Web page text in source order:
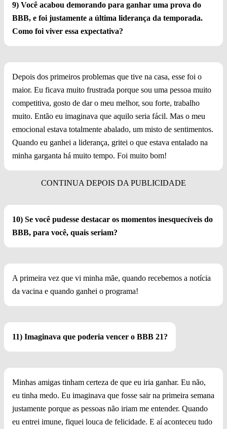
9) Você acabou demorando para ganhar uma prova do
BBB, e foi justamente a última liderança da temporada.
Como foi viver essa expectativa?
Depois dos primeiros problemas que tive na casa, esse foi o
maior. Eu ficava muito frustrada porque sou uma pessoa muito
competitiva, gosto de dar o meu melhor, sou forte, trabalho
muito. Então eu imaginava que aquilo seria fácil. Mas o meu
emocional estava totalmente abalado, um misto de sentimentos.
Quando eu ganhei a liderança, gritei o que estava entalado na
minha garganta há muito tempo. Foi muito bom!
10) Se você pudesse destacar os momentos inesquecíveis do
BBB, para você, quais seriam?
A primeira vez que vi minha mãe, quando recebemos a notícia
da vacina e quando ganhei o programa!
11) Imaginava que poderia vencer o BBB 21?
Minhas amigas tinham certeza de que eu iria ganhar. Eu não,
eu tinha medo. Eu imaginava que fosse sair na primeira semana
justamente porque as pessoas não iriam me entender. Quando
eu entrei imune, fiquei louca de felicidade. E aí aconteceu tudo